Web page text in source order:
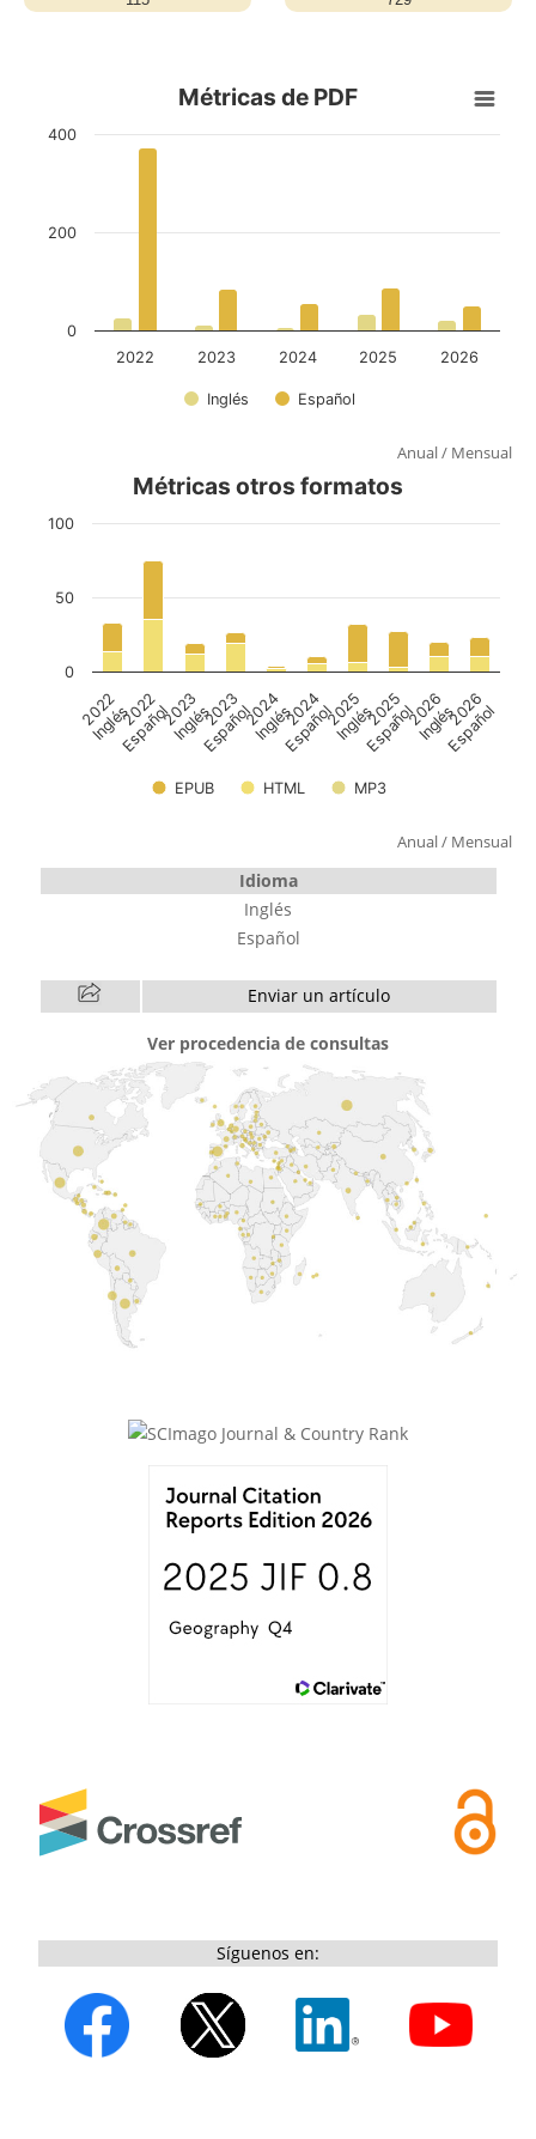
Anual/ Mensual
Anual/ Mensual
Idioma
Inglés
Español
Enviar un artículo
Ver procedencia de consultas
Síguenos en: